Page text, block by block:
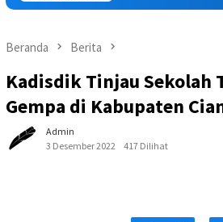
Beranda Berita
Kadisdik Tinjau Sekolah
Gempa di Kabupaten
Admin
3 Desember 2022
417 Dilihat